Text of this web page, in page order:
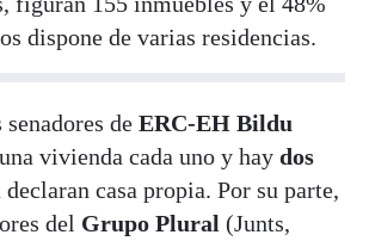
dispone de varias residencias.
de ERC-EH Bildu
vivienda cada uno y hay dos
casa propia. Por su parte,
del Grupo Plural (Junts,